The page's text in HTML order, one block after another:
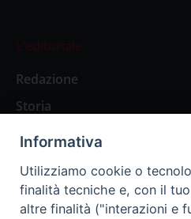
L’editoriale
Redazione
Storia
Abbonamenti
Abbonamento Annuale
Informativa
Utilizziamo cookie o
finalità tecniche e, con il
altre finalità ("interazioni e